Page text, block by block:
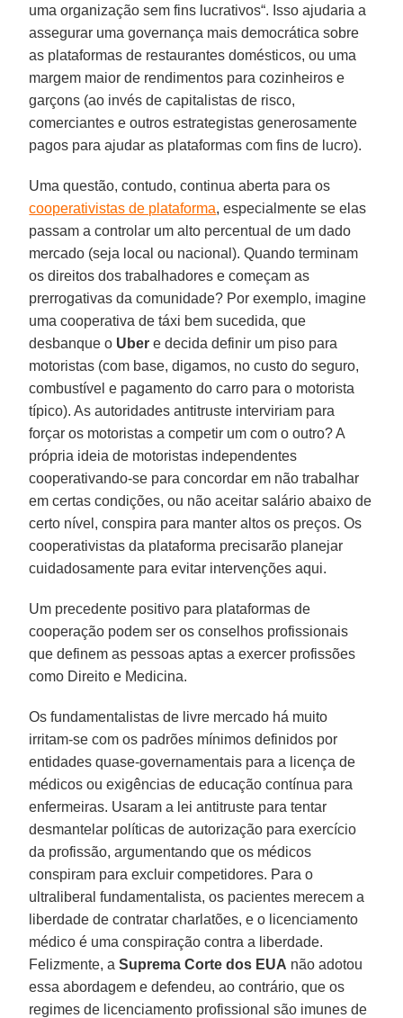
uma organização sem fins lucrativos“. Isso ajudaria a
assegurar uma governança mais democrática sobre
as plataformas de restaurantes domésticos, ou uma
margem maior de rendimentos para cozinheiros e
garçons (ao invés de capitalistas de risco,
comerciantes e outros estrategistas generosamente
pagos para ajudar as plataformas com fins de lucro).
Uma questão, contudo, continua aberta para os
cooperativistas de plataforma, especialmente se elas
passam a controlar um alto percentual de um dado
mercado (seja local ou nacional). Quando terminam
os direitos dos trabalhadores e começam as
prerrogativas da comunidade? Por exemplo, imagine
uma cooperativa de táxi bem sucedida, que
desbanque o Uber e decida definir um piso para
motoristas (com base, digamos, no custo do seguro,
combustível e pagamento do carro para o motorista
típico). As autoridades antitruste interviriam para
forçar os motoristas a competir um com o outro? A
própria ideia de motoristas independentes
cooperativando-se para concordar em não trabalhar
em certas condições, ou não aceitar salário abaixo de
certo nível, conspira para manter altos os preços. Os
cooperativistas da plataforma precisarão planejar
cuidadosamente para evitar intervenções aqui.
Um precedente positivo para plataformas de
cooperação podem ser os conselhos profissionais
que definem as pessoas aptas a exercer profissões
como Direito e Medicina.
Os fundamentalistas de livre mercado há muito
irritam-se com os padrões mínimos definidos por
entidades quase-governamentais para a licença de
médicos ou exigências de educação contínua para
enfermeiras. Usaram a lei antitruste para tentar
desmantelar políticas de autorização para exercício
da profissão, argumentando que os médicos
conspiram para excluir competidores. Para o
ultraliberal fundamentalista, os pacientes merecem a
liberdade de contratar charlatões, e o licenciamento
médico é uma conspiração contra a liberdade.
Felizmente, aSuprema Corte dos EUA não adotou
essa abordagem e defendeu, ao contrário, que os
regimes de licenciamento profissional são imunes de